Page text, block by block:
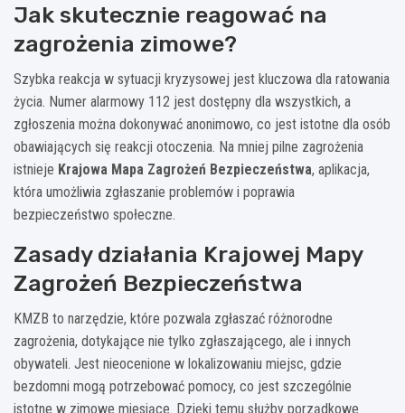
Jak skutecznie reagować na
zagrożenia zimowe?
Szybka reakcja w sytuacji kryzysowej jest kluczowa dla ratowania
życia. Numer alarmowy 112 jest dostępny dla wszystkich, a
zgłoszenia można dokonywać anonimowo, co jest istotne dla osób
obawiających się reakcji otoczenia. Na mniej pilne zagrożenia
istnieje Krajowa Mapa Zagrożeń Bezpieczeństwa, aplikacja,
która umożliwia zgłaszanie problemów i poprawia
bezpieczeństwo społeczne.
Zasady działania Krajowej Mapy
Zagrożeń Bezpieczeństwa
KMZB to narzędzie, które pozwala zgłaszać różnorodne
zagrożenia, dotykające nie tylko zgłaszającego, ale i innych
obywateli. Jest nieocenione w lokalizowaniu miejsc, gdzie
bezdomni mogą potrzebować pomocy, co jest szczególnie
istotne w zimowe miesiące. Dzięki temu służby porządkowe